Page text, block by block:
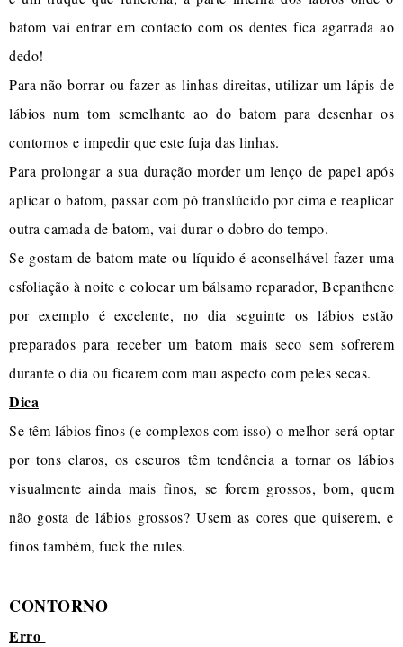
batom vai entrar em contacto com os dentes fica agarrada ao
dedo!
Para não borrar ou fazer as linhas direitas, utilizar um lápis de
lábios num tom semelhante ao do batom para desenhar os
contornos e impedir que este fuja das linhas.
Para prolongar a sua duração morder um lenço de papel após
aplicar o batom, passar com pó translúcido por cima e reaplicar
outra camada de batom, vai durar o dobro do tempo.
Se gostam de batom mate ou líquido é aconselhável fazer uma
esfoliação à noite e colocar um bálsamo reparador, Bepanthene
por exemplo é excelente, no dia seguinte os lábios estão
preparados para receber um batom mais seco sem sofrerem
durante o dia ou ficarem com mau aspecto com peles secas.
Dica
Se têm lábios finos (e complexos com isso) o melhor será optar
por tons claros, os escuros têm tendência a tornar os lábios
visualmente ainda mais finos, se forem grossos, bom, quem
não gosta de lábios grossos? Usem as cores que quiserem, e
finos também, fuck the rules.
CONTORNO
Erro